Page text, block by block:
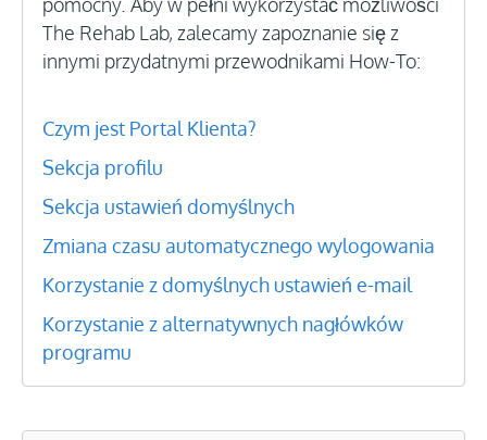
pomocny. Aby w pełni wykorzystać możliwości
The Rehab Lab, zalecamy zapoznanie się z
innymi przydatnymi przewodnikami How-To:
Czym jest Portal Klienta?
Sekcja profilu
Sekcja ustawień domyślnych
Zmiana czasu automatycznego wylogowania
Korzystanie z domyślnych ustawień e-mail
Korzystanie z alternatywnych nagłówków
programu